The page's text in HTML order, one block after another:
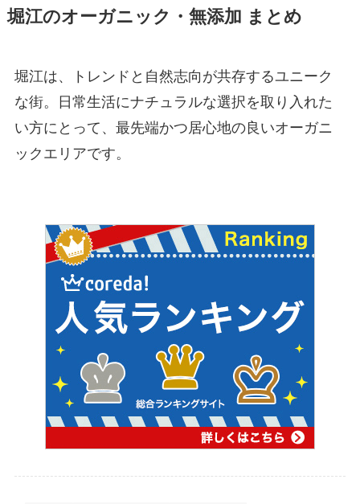
堀江のオーガニック・無添加 まとめ
堀江は、トレンドと自然志向が共存するユニーク
な街。日常生活にナチュラルな選択を取り入れた
い方にとって、最先端かつ居心地の良いオーガニ
ックエリアです。